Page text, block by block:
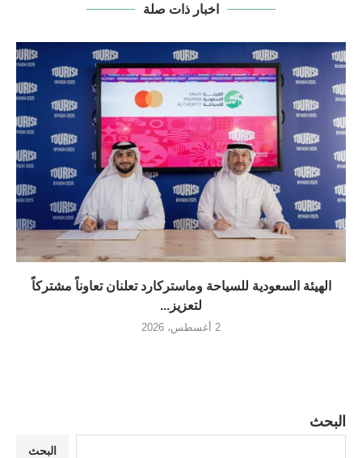
اخبار ذات صلة
الهيئة السعودية للسياحة وماستركارد تعلنان تعاوناً مشتركاً
لتعزيز...
2 أغسطس، 2026
البحث
البحث